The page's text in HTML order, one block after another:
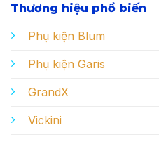
Thương hiệu phổ biến
Phụ kiện Blum
Phụ kiện Garis
GrandX
Vickini